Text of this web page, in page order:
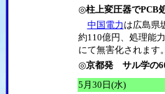
◎柱上変圧器でPCB
中国電力 は広島県
約110億円、処理能
にて無害化されます。
◎京都発 サル学の
5月30日(水)